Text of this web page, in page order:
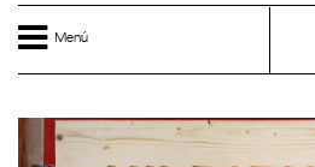
Menú